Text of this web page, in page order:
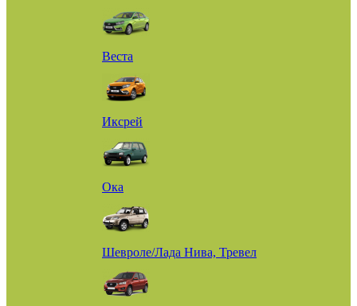
Веста
Иксрей
Ока
Шевроле/Лада Нива, Тревел